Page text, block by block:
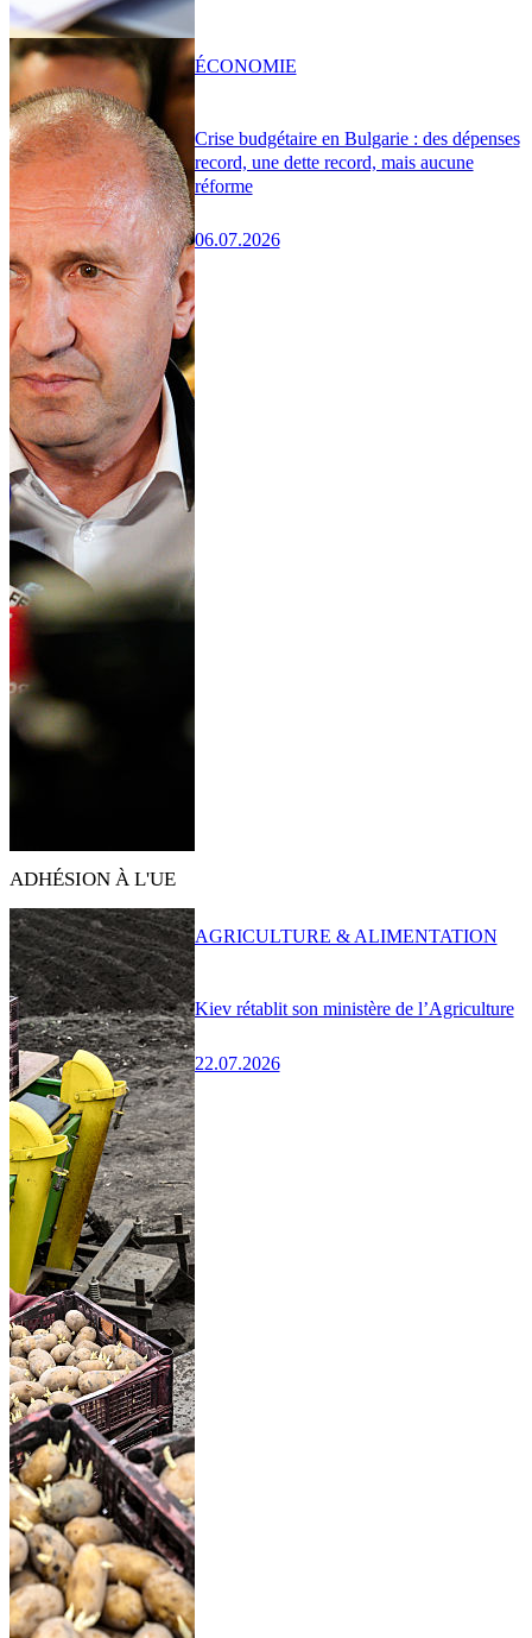
Crise budgétaire en Bulgarie : des dépenses
record, une dette record, mais aucune
réforme
06.07.2026
ÉCONOMIE
ADHÉSION À L'UE
Kiev rétablit son ministère de l’Agriculture
22.07.2026
AGRICULTURE & ALIMENTATION